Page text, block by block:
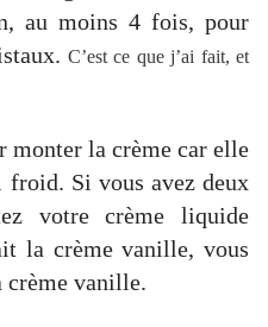
au moins 4 fois, pour
C’est ce que j’ai fait, et
monter la crème car elle
froid. Si vous avez deux
votre crème liquide
la crème vanille, vous
crème vanille.